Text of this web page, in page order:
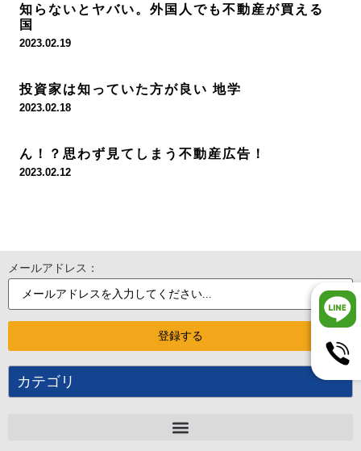
知らないとヤバい。外国人でも不動産が買える
国
2023.02.19
投資家は知っていた方が良い 地学
2023.02.18
ん！？思わず見てしまう不動産広告！
2023.02.12
メールアドレス：
カテゴリ